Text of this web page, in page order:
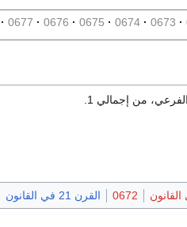
0673
0674
0675
0676
0677
من إجمالي 1.
0672 القرن 21 في القانون